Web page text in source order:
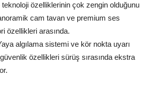
teknoloji özelliklerinin çok zengin olduğunu
cam tavan ve premium ses
özellikleri arasında.
algılama sistemi ve kör nokta uyarı
özellikleri sürüş sırasında ekstra